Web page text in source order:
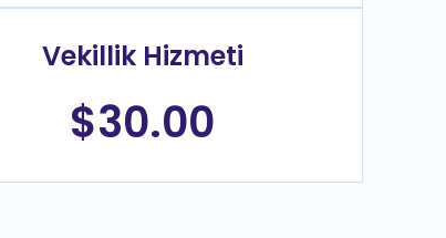
Vekillik Hizmeti
$30.00